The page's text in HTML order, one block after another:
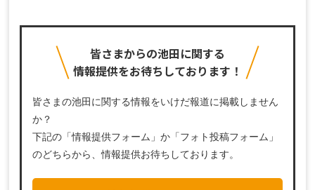
皆さまからの池田に関する
情報提供をお待ちしております！
皆さまの池田に関する情報をいけだ報道に掲載しません
か？
下記の「情報提供フォーム」か「フォト投稿フォーム」
のどちらから、情報提供お待ちしております。